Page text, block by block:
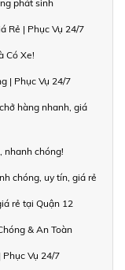
phát sinh
Rẻ | Phục Vụ 24/7
Có Xe!
| Phục Vụ 24/7
hàng nhanh, giá
nhanh chóng!
chóng, uy tín, giá rẻ
rẻ tại Quận 12
& An Toàn
Phục Vụ 24/7